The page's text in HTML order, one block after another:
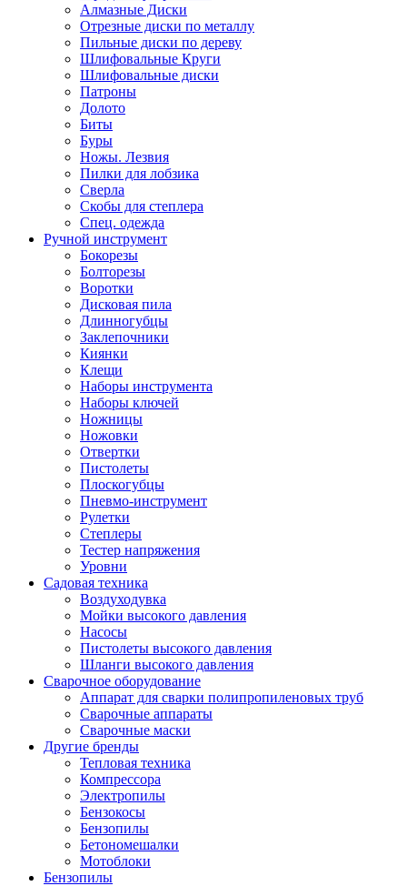
Алмазные Диски
Отрезные диски по металлу
Пильные диски по дереву
Шлифовальные Круги
Шлифовальные диски
Патроны
Долото
Биты
Буры
Ножы. Лезвия
Пилки для лобзика
Сверла
Скобы для степлера
Спец. одежда
Ручной инструмент
Бокорезы
Болторезы
Воротки
Дисковая пила
Длинногубцы
Заклепочники
Киянки
Клещи
Наборы инструмента
Наборы ключей
Ножницы
Ножовки
Отвертки
Пистолеты
Плоскогубцы
Пневмо-инструмент
Рулетки
Степлеры
Тестер напряжения
Уровни
Садовая техника
Воздуходувка
Мойки высокого давления
Насосы
Пистолеты высокого давления
Шланги высокого давления
Сварочное оборудование
Аппарат для сварки полипропиленовых труб
Сварочные аппараты
Сварочные маски
Другие бренды
Тепловая техника
Компрессора
Электропилы
Бензокосы
Бензопилы
Бетономешалки
Мотоблоки
Бензопилы